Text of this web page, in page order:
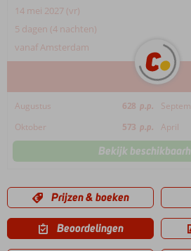
14 mei 2027 (vr)
5 dagen (4 nachten)
vanaf Amsterdam
Augustus 628 p.p.
Oktober
573 p.p. April
Bekijk
Prijzen & boeken
Beoordelingen